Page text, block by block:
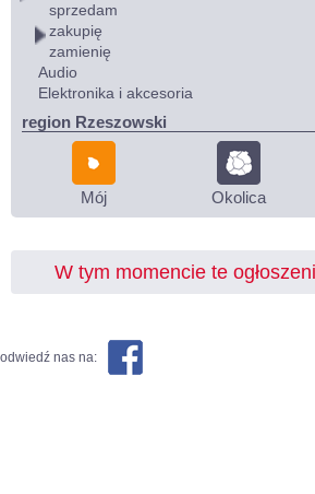
sprzedam
zakupię
zamienię
Audio
Elektronika i akcesoria
region Rzeszowski
Mój Okolica
W tym momencie te
odwiedź nas na: